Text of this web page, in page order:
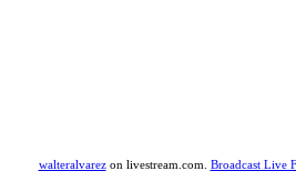
walteralvarezon livestream.com. Broadcast Live